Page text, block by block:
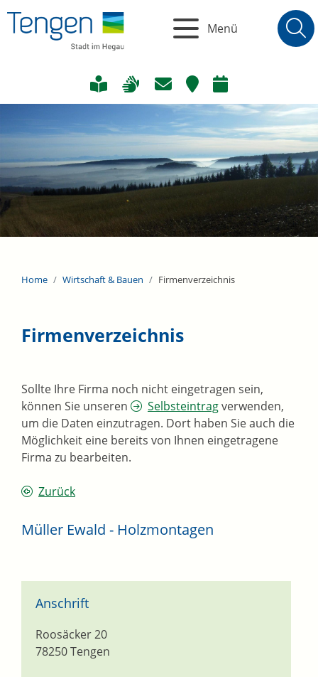
Menü
Home Wirtschaft & Bauen Firmenverzeichnis
Firmenverzeichnis
Sollte Ihre Firma noch nicht eingetragen sein,
können Sie unseren
Selbsteintragverwenden,
um die Daten einzutragen. Dort haben Sie auch die
Möglichkeit eine bereits von Ihnen eingetragene
Firma zu bearbeiten.
Zurück
Müller Ewald - Holzmontagen
Anschrift
Roosäcker 20
78250Tengen